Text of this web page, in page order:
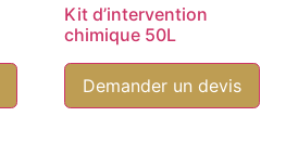
Kit d’intervention
chimique 50L
Demander un devis